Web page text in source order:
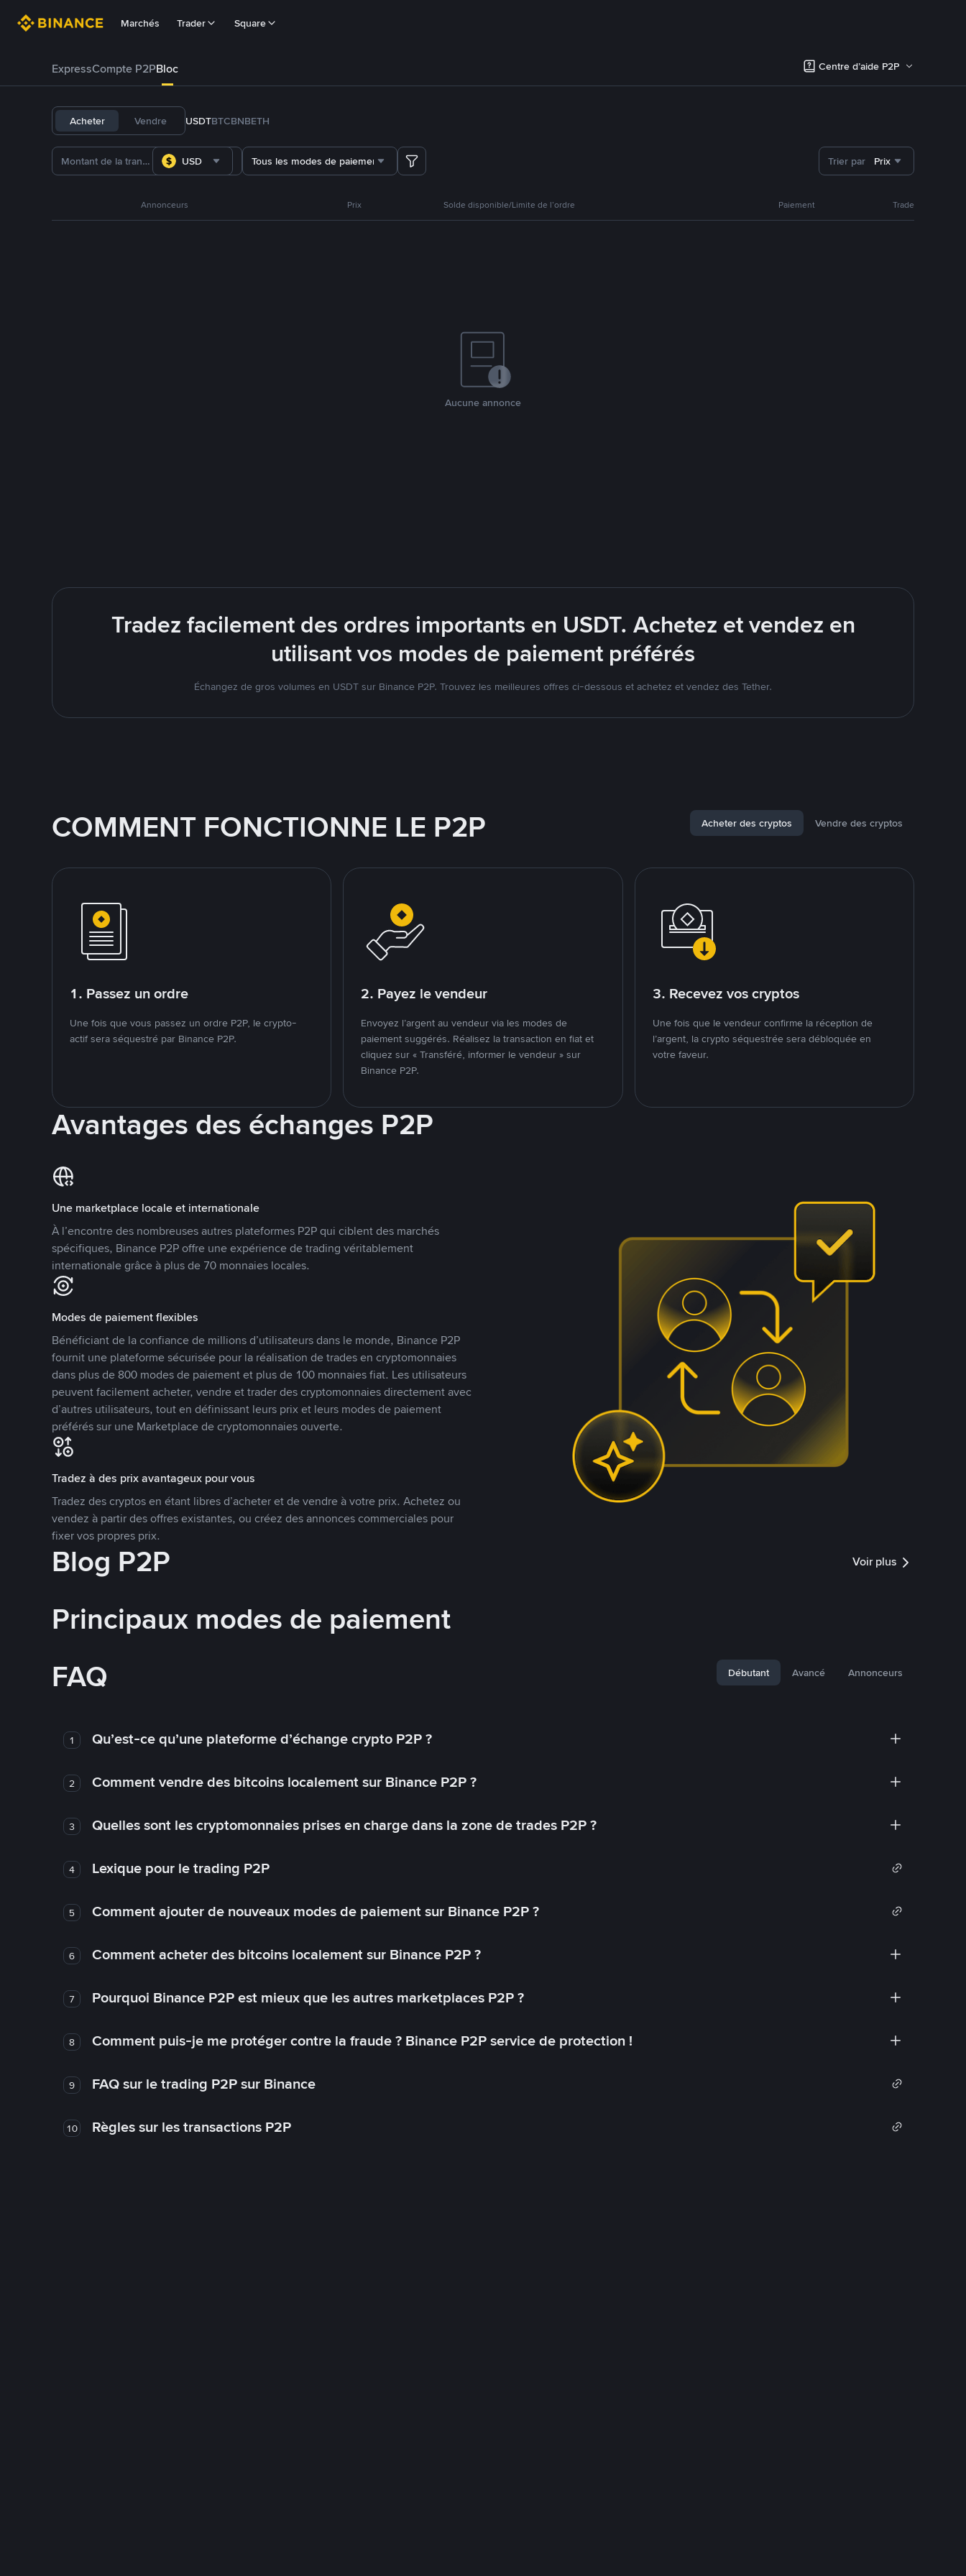
Marchés Trader Square
ExpressCompte P2PBloc Centre d’aide P2P
Acheter Vendre USDTBTCBNBETH
USD Tous les modes de paiement Trier par Prix
Annonceurs Prix Solde disponible/Limite de l’ordre Paiement Trade
Aucune annonce
Tradez facilement des ordres importants en USDT. Achetez et vendez en
utilisant vos modes de paiement préférés
Échangez de gros volumes en USDT sur Binance P2P. Trouvez les meilleures offres ci-dessous et achetez et vendez des Tether.
COMMENT FONCTIONNE LE P2P Acheter des cryptos Vendre des cryptos
1. Passez un ordre
Une fois que vous passez un ordre P2P, le crypto-
actif sera séquestré par Binance P2P.
2. Payez le vendeur
Envoyez l’argent au vendeur via les modes de
paiement suggérés. Réalisez la transaction en fiat et
cliquez sur « Transféré, informer le vendeur » sur
Binance P2P.
3. Recevez vos cryptos
Une fois que le vendeur confirme la réception de
l’argent, la crypto séquestrée sera débloquée en
votre faveur.
Avantages des échanges P2P
Une marketplace locale et internationale
À l’encontre des nombreuses autres plateformes P2P qui ciblent des marchés
spécifiques, Binance P2P offre une expérience de trading véritablement
internationale grâce à plus de 70 monnaies locales.
Modes de paiement flexibles
Bénéficiant de la confiance de millions d’utilisateurs dans le monde, Binance P2P
fournit une plateforme sécurisée pour la réalisation de trades en cryptomonnaies
dans plus de 800 modes de paiement et plus de 100 monnaies fiat. Les utilisateurs
peuvent facilement acheter, vendre et trader des cryptomonnaies directement avec
d’autres utilisateurs, tout en définissant leurs prix et leurs modes de paiement
préférés sur une Marketplace de cryptomonnaies ouverte.
Tradez à des prix avantageux pour vous
Tradez des cryptos en étant libres d’acheter et de vendre à votre prix. Achetez ou
vendez à partir des offres existantes, ou créez des annonces commerciales pour
fixer vos propres prix.
Blog P2P Voir plus
Principaux modes de paiement
FAQ
Débutant Avancé Annonceurs
1 Qu’est-ce qu’une plateforme d’échange crypto P2P ?
2 Comment vendre des bitcoins localement sur Binance P2P ?
3 Quelles sont les cryptomonnaies prises en charge dans la zone de trades P2P ?
4 Lexique pour le trading P2P
5 Comment ajouter de nouveaux modes de paiement sur Binance P2P ?
6 Comment acheter des bitcoins localement sur Binance P2P ?
7 Pourquoi Binance P2P est mieux que les autres marketplaces P2P ?
8 Comment puis-je me protéger contre la fraude ? Binance P2P service de protection !
9 FAQ sur le trading P2P sur Binance
10 Règles sur les transactions P2P